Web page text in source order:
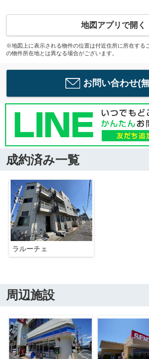
地図アプリで開く
※地図上に表示される物件の位置は付近住所に所在する
の物件所在地とは異なる場合がございます。
お問い合わせ(
成約済み一覧
ラルーチェ
周辺施設